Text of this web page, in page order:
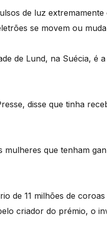
de luz
se movem ou
de Lund, na Suécia, é
disse que tinha
mulheres que tenham
de 11 milhões de
criador do prémio, o